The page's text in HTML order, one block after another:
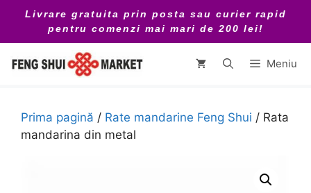
conținut
Livrare gratuita prin posta sau curier rapid
pentru comenzi mai mari de 200 lei!
Meniu
Prima pagină / Rate mandarine Feng Shui / Rata
mandarina din metal